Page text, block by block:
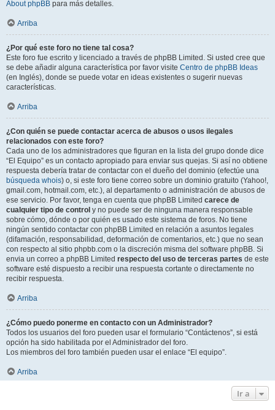
About phpBB para más detalles.
Arriba
¿Por qué este foro no tiene tal cosa?
Este foro fue escrito y licenciado a través de phpBB Limited. Si usted cree que
se debe añadir alguna característica por favor visite Centro de phpBB Ideas
(en Inglés), donde se puede votar en ideas existentes o sugerir nuevas
características.
Arriba
¿Con quién se puede contactar acerca de abusos o usos ilegales
relacionados con este foro?
Cada uno de los administradores que figuran en la lista del grupo donde dice
“El Equipo” es un contacto apropiado para enviar sus quejas. Si así no obtiene
respuesta debería tratar de contactar con el dueño del dominio (efectúe una
búsqueda whois) o, si este foro tiene correo sobre un dominio gratuito (Yahoo!,
gmail.com, hotmail.com, etc.), al departamento o administración de abusos de
ese servicio. Por favor, tenga en cuenta que phpBB Limited carece de
cualquier tipo de control y no puede ser de ninguna manera responsable
sobre cómo, dónde o por quién es usado este sistema de foros. No tiene
ningún sentido contactar con phpBB Limited en relación a asuntos legales
(difamación, responsabilidad, deformación de comentarios, etc.) que no sean
con respecto al sitio phpbb.com o la discreción misma del software phpBB. Si
envia un correo a phpBB Limited respecto del uso de terceras partes de este
software esté dispuesto a recibir una respuesta cortante o directamente no
recibir respuesta.
Arriba
¿Cómo puedo ponerme en contacto con un Administrador?
Todos los usuarios del foro pueden usar el formulario “Contáctenos”, si está
opción ha sido habilitada por el Administrador del foro.
Los miembros del foro también pueden usar el enlace “El equipo”.
Arriba
Ir a